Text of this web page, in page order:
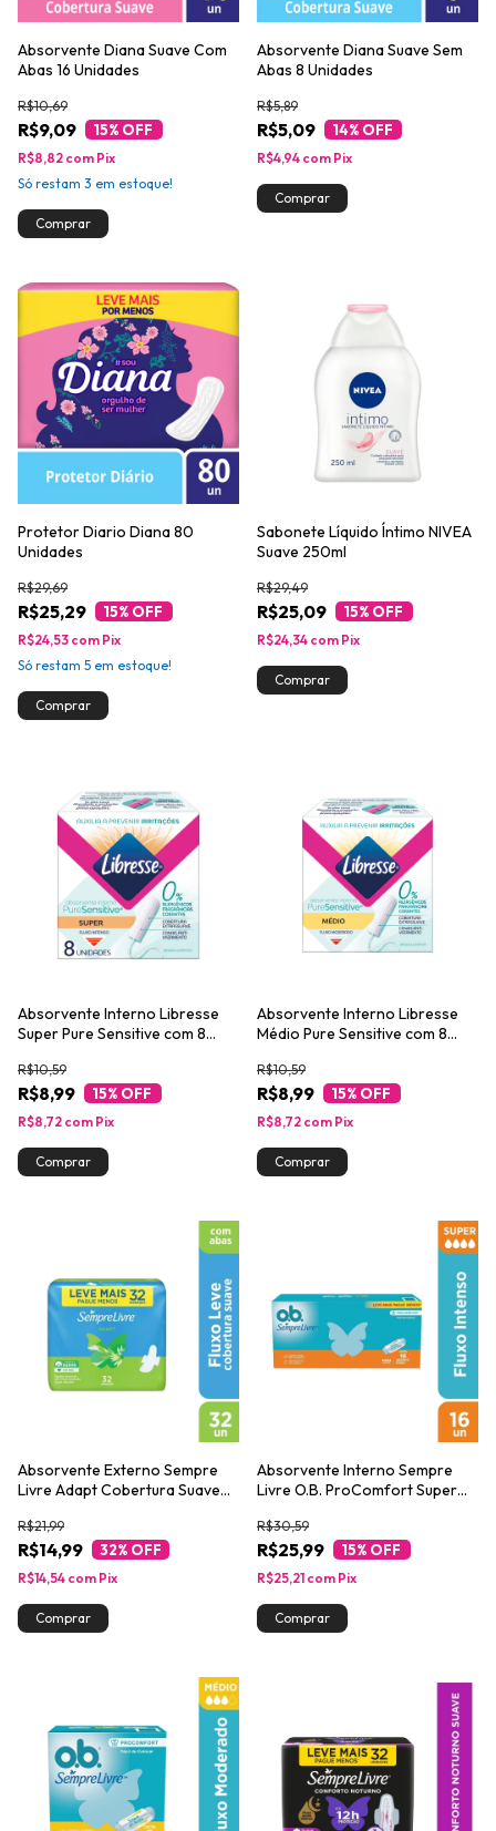
Absorvente Diana Suave Com
Abas 16 Unidades
R$9,09
R$10,69
15% OFF
R$8,82 com Pix
Só restam 3 em estoque!
Absorvente Diana Suave Sem
Abas 8 Unidades
R$5,09
R$5,89
14% OFF
R$4,94 com Pix
Protetor Diario Diana 80
Unidades
R$25,29
R$29,69
15% OFF
R$24,53 com Pix
Só restam 5 em estoque!
Sabonete Líquido Íntimo NIVEA
Suave 250ml
R$25,09
R$29,49
15% OFF
R$24,34 com Pix
Absorvente Interno Libresse
Super Pure Sensitive com 8
R$8,99
R$10,59
15% OFF
R$8,72 com Pix
Absorvente Interno Libresse
Médio Pure Sensitive com 8
R$8,99
R$10,59
15% OFF
R$8,72 com Pix
Absorvente Externo Sempre
Livre Adapt Cobertura Suave
R$14,99
R$21,99
32% OFF
R$14,54 com Pix
Absorvente Interno Sempre
Livre O.B. ProComfort Super
R$25,99
R$30,59
15% OFF
R$25,21 com Pix